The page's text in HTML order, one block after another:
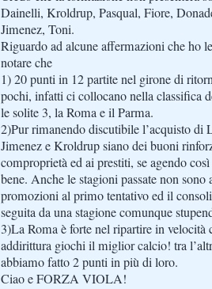
Dainelli, Kroldrup, Pasqual, Fiore,
Jimenez, Toni.
Riguardo ad alcune affermazioni che ho
notare che
1) 20 punti in 12 partite nel girone di
pochi, infatti ci collocano nella classifica
le solite 3, la Roma e il Parma.
2)Pur rimanendo discutibile l’acquisto di
Jimenez e Kroldrup siano dei buoni
comproprietà ed ai prestiti, se agendo
bene. Anche le stagioni passate non
promozioni al primo tentativo ed il
seguita da una stagione comunque
3)La Roma è forte nel ripartire in velocità
addirittura giochi il miglior calcio! tra
abbiamo fatto 2 punti in più di loro.
Ciao e FORZA VIOLA!